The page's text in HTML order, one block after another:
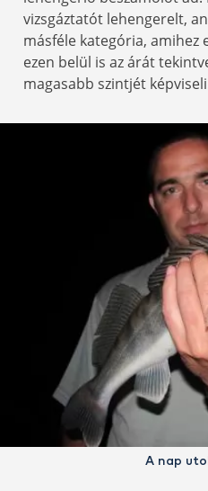
vizsgáztatót lehengerelt,
másféle kategória, amihez
ezen belül is az árát
magasabb szintjét
A nap